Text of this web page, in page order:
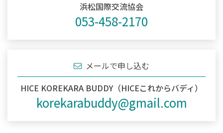
浜松国際交流協会
053-458-2170
メールで申し込む
HICE KOREKARA BUDDY（HICEこれからバディ）
korekarabuddy@gmail.com